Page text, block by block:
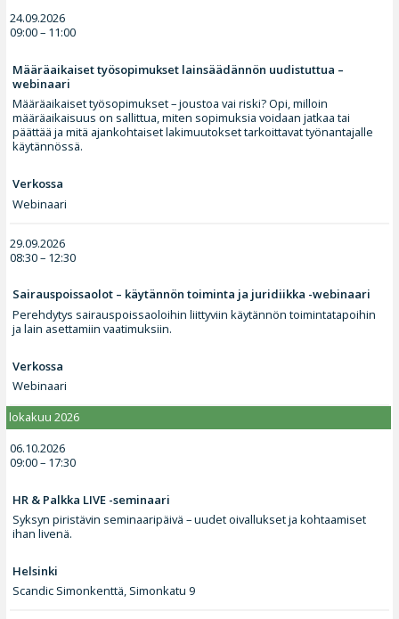
24.09.2026
09:00 – 11:00
Määräaikaiset työsopimukset lainsäädännön uudistuttua –
webinaari
Määräaikaiset työsopimukset – joustoa vai riski? Opi, milloin
määräaikaisuus on sallittua, miten sopimuksia voidaan jatkaa tai
päättää ja mitä ajankohtaiset lakimuutokset tarkoittavat työnantajalle
käytännössä.
Verkossa
Webinaari
29.09.2026
08:30 – 12:30
Sairauspoissaolot – käytännön toiminta ja juridiikka -webinaari
Perehdytys sairauspoissaoloihin liittyviin käytännön toimintatapoihin
ja lain asettamiin vaatimuksiin.
Verkossa
Webinaari
lokakuu 2026
06.10.2026
09:00 – 17:30
HR & Palkka LIVE -seminaari
Syksyn piristävin seminaaripäivä – uudet oivallukset ja kohtaamiset
ihan livenä.
Helsinki
Scandic Simonkenttä, Simonkatu 9